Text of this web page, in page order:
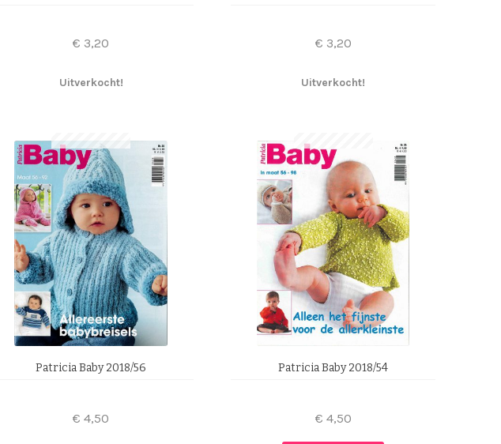
€ 3,20
Uitverkocht!
€ 3,20
Uitverkocht!
Patricia Baby 2018/56
€ 4,50
Patricia Baby 2018/54
€ 4,50